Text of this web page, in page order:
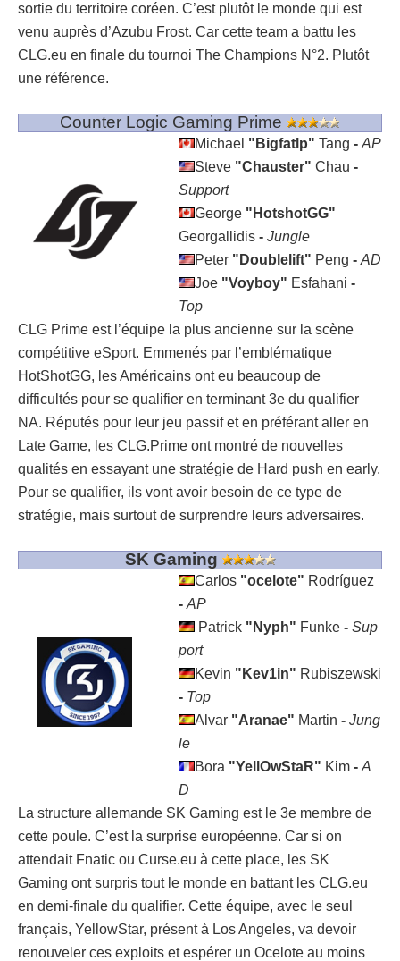
sortie du territoire coréen. C’est plutôt le monde qui est
venu auprès d’Azubu Frost. Car cette team a battu les
CLG.eu en finale du tournoi The Champions N°2. Plutôt
une référence.
Counter Logic Gaming Prime
Michael "Bigfatlp" Tang - AP
Steve "Chauster" Chau -
Support
George "HotshotGG"
Georgallidis - Jungle
Peter "Doublelift" Peng - AD
Joe "Voyboy" Esfahani -
Top
CLG Prime est l’équipe la plus ancienne sur la scène
compétitive eSport. Emmenés par l’emblématique
HotShotGG, les Américains ont eu beaucoup de
difficultés pour se qualifier en terminant 3e du qualifier
NA. Réputés pour leur jeu passif et en préférant aller en
Late Game, les CLG.Prime ont montré de nouvelles
qualités en essayant une stratégie de Hard push en early.
Pour se qualifier, ils vont avoir besoin de ce type de
stratégie, mais surtout de surprendre leurs adversaires.
SK Gaming
Carlos "ocelote" Rodríguez
- AP
Patrick "Nyph" Funke - Sup
port
Kevin "Kev1in" Rubiszewski
- Top
Alvar "Aranae" Martin - Jung
le
Bora "YellOwStaR" Kim - A
D
La structure allemande SK Gaming est le 3e membre de
cette poule. C’est la surprise européenne. Car si on
attendait Fnatic ou Curse.eu à cette place, les SK
Gaming ont surpris tout le monde en battant les CLG.eu
en demi-finale du qualifier. Cette équipe, avec le seul
français, YellowStar, présent à Los Angeles, va devoir
renouveler ces exploits et espérer un Ocelote au moins